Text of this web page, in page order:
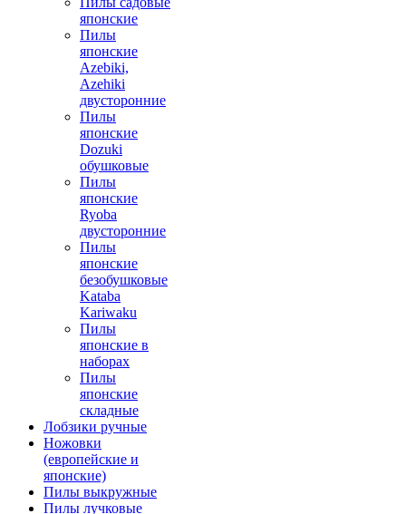
японские
Пилы
японские
Azebiki,
Azehiki
двусторонние
Пилы
японские
Dozuki
обушковые
Пилы
японские
Ryoba
двусторонние
Пилы
японские
безобушковые
Kataba
Kariwaku
Пилы
японские в
наборах
Пилы
японские
складные
Лобзики ручные
Ножовки
(европейские и
японские)
Пилы выкружные
Пилы лучковые